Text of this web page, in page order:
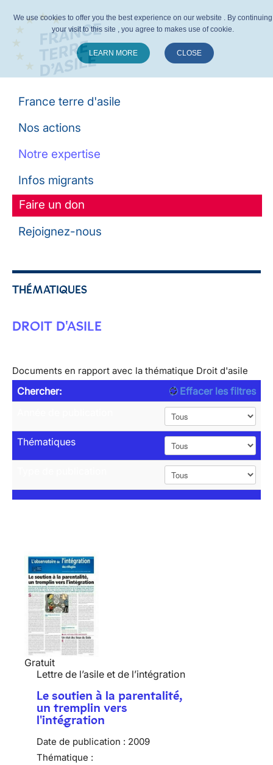
France terre d'asile
Nos actions
Notre expertise
Infos migrants
Faire un don
Rejoignez-nous
THÉMATIQUES
DROIT D'ASILE
Documents en rapport avec la thématique Droit d'asile
Chercher:
Effacer les filtres
Thématiques
Gratuit
Lettre de l’asile et de l’intégration
Le soutien à la parentalité,
un tremplin vers
l'intégration
Date de publication : 2009
Thématique :
We use cookies to offer you the best experience on our website . By continuing
your visit to this site , you agree to makes use of cookie.
LEARN MORE CLOSE